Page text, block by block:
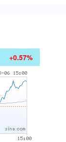
+0.57%